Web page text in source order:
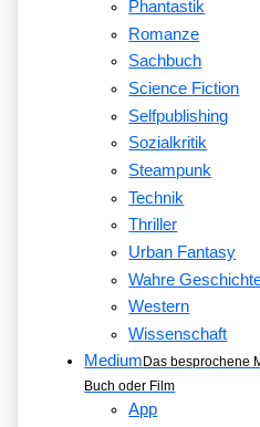
Phantastik
Romanze
Sachbuch
Science Fiction
Selfpublishing
Sozialkritik
Steampunk
Technik
Thriller
Urban Fantasy
Wahre
Western
Wissenschaft
Medium Das besprochene
Buch oder Film
App